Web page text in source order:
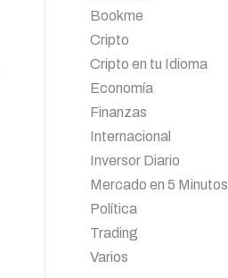
Bookme
Cripto
Cripto en tu Idioma
Economía
Finanzas
Internacional
Inversor Diario
Mercado en 5 Minutos
Política
Trading
Varios